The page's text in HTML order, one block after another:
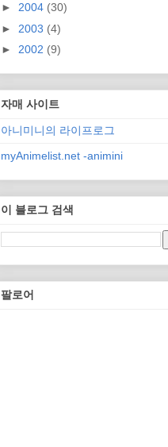
► 2004 (30)
► 2003 (4)
► 2002 (9)
자매 사이트
아니미니의 라이프로그
myAnimelist.net -animini
이 블로그 검색
팔로어